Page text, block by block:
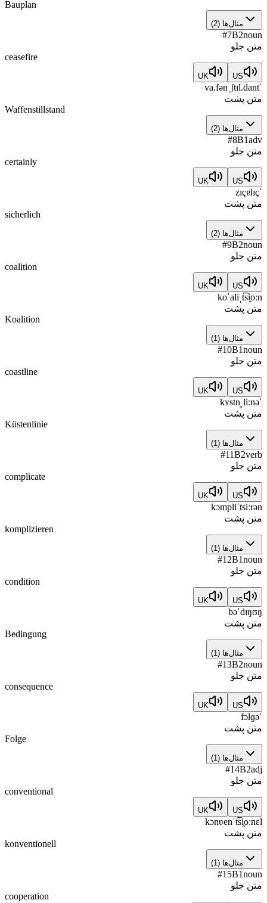
Bauplan
مثال‌ها (
2
)
#7B2noun
متن جلو
ceasefire
US
UK
ˈva.fənˌʃtɪl.dant
متن پشت
Waffenstillstand
مثال‌ها (
2
)
#8B1adv
متن جلو
certainly
US
UK
ˈzɪçɐlɪç
متن پشت
sicherlich
مثال‌ها (
2
)
#9B2noun
متن جلو
coalition
US
UK
koˈaliˌt͡si̯oːn
متن پشت
Koalition
مثال‌ها (
1
)
#10B1noun
متن جلو
coastline
US
UK
ˈkʏstn̩ˌliːnə
متن پشت
Küstenlinie
مثال‌ها (
1
)
#11B2verb
متن جلو
complicate
US
UK
kɔmpliˈtsiːrən
متن پشت
komplizieren
مثال‌ها (
1
)
#12B1noun
متن جلو
condition
US
UK
bəˈdɪŋʊŋ
متن پشت
Bedingung
مثال‌ها (
1
)
#13B2noun
متن جلو
consequence
US
UK
ˈfɔlɡə
متن پشت
Folge
مثال‌ها (
1
)
#14B2adj
متن جلو
conventional
US
UK
kɔnʋenˈt͡si̯oːnɛl
متن پشت
konventionell
مثال‌ها (
1
)
#15B1noun
متن جلو
cooperation